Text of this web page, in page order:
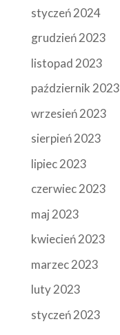
styczeń 2024
grudzień 2023
listopad 2023
październik 2023
wrzesień 2023
sierpień 2023
lipiec 2023
czerwiec 2023
maj 2023
kwiecień 2023
marzec 2023
luty 2023
styczeń 2023